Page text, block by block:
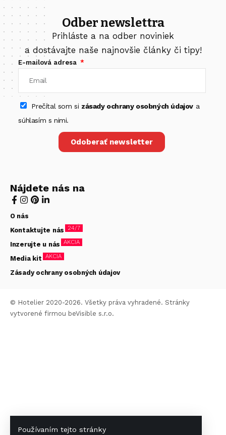
Používaním tejto stránky
Odber newslettra
Prihláste a na odber noviniek
a dostávajte naše najnovšie články či tipy!
E-mailová adresa
Prečítal som si zásady ochrany osobných údajova
súhlasím s nimi.
Odoberať newsletter
Nájdete nás na
O nás
Kontaktujte nás 24/7
Inzerujte u nás AKCIA
Media kit AKCIA
Zásady ochrany osobných údajov
© Hotelier 2020-2026. Všetky práva vyhradené. Stránky
vytvorené firmou beVisible s.r.o.